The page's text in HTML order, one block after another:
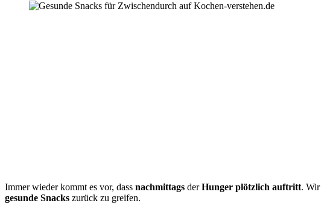
Immer wieder kommt es vor, dass nachmittags derHunger plötzlich auftritt. Wir
gesunde Snacks zurück zu greifen.